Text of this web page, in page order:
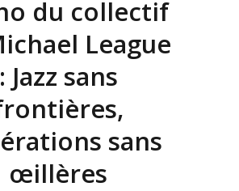
du collectif
League
: Jazz sans
sans
œillères